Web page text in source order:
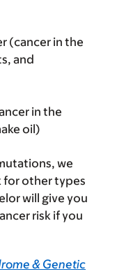
(cancer in the
and
in the
oil)
we
for other types
will give you
risk if you
& Genetic